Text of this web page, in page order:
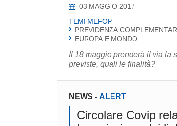
03 MAGGIO 2017
TEMI MEFOP
PREVIDENZA
EUROPA E MONDO
Il 18 maggio prenderà il via la
previste, quali le finalità?
NEWS - ALERT
Circolare Covip